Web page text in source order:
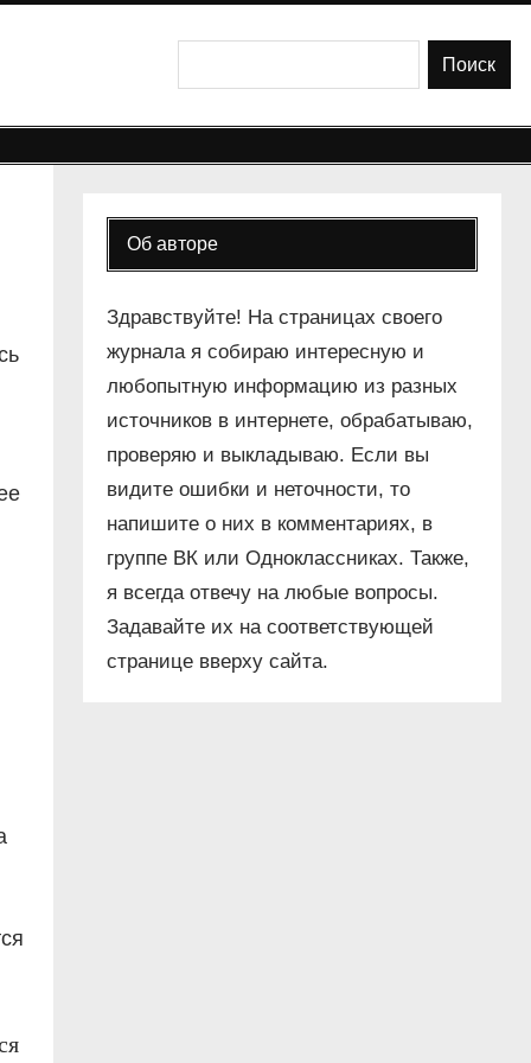
Поиск
Об авторе
Здравствуйте! На страницах своего
журнала я собираю интересную и
любопытную информацию из разных
источников в интернете, обрабатываю,
проверяю и выкладываю. Если вы
видите ошибки и неточности, то
напишите о них в комментариях, в
группе ВК или Одноклассниках. Также,
я всегда отвечу на любые вопросы.
Задавайте их на соответствующей
странице вверху сайта.